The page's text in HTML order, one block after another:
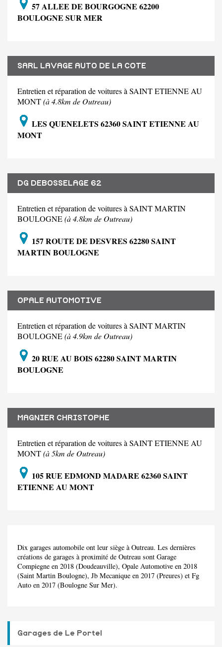
57 ALLEE DE BOURGOGNE 62200
BOULOGNE SUR MER
SARL LAVAGE AUTO DE LA COTE
Entretien et réparation de voitures à SAINT ETIENNE AU
MONT(à 4.8km de Outreau)
LES QUENELETS 62360 SAINT ETIENNE AU
MONT
DG DEBOSSELAGE 62
Entretien et réparation de voitures à SAINT MARTIN
BOULOGNE(à 4.8km de Outreau)
157 ROUTE DE DESVRES 62280 SAINT
MARTIN BOULOGNE
OPALE AUTOMOTIVE
Entretien et réparation de voitures à SAINT MARTIN
BOULOGNE(à 4.9km de Outreau)
20 RUE AU BOIS 62280 SAINT MARTIN
BOULOGNE
MAGNIER CHRISTOPHE
Entretien et réparation de voitures à SAINT ETIENNE AU
MONT(à 5km de Outreau)
105 RUE EDMOND MADARE 62360 SAINT
ETIENNE AU MONT
Dix garages automobile ont leur siège à Outreau. Les dernières
créations de garages à proximité de Outreau sont Garage
Compiegne en 2018 (Doudeauville), Opale Automotive en 2018
(Saint Martin Boulogne), Jb Mecanique en 2017 (Preures) et Fg
Auto en 2017 (Boulogne Sur Mer).
Garages de Le Portel